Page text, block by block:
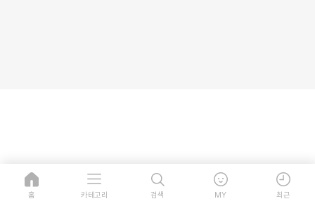
홈 카테고리 검색 MY 최근